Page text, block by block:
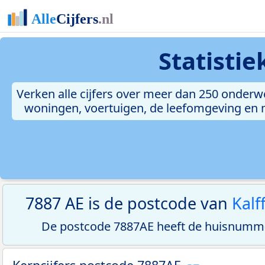
Verken alle cijfers over meer dan 250
woningen, voertuigen, de leefomgeving
7887 AE is de postcode van
De postcode 7887AE heeft de